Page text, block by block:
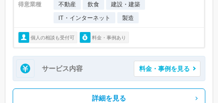
得意業種 不動産 飲食
建設・建築
IT・インターネット
製造
個人の相談も受付可 料金・事例あり
サービス内容 料金・事例を見る
詳細を見る